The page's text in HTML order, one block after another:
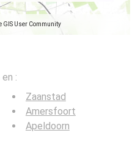
GIS User Community
:
Zaanstad
Amersfoort
Apeldoorn